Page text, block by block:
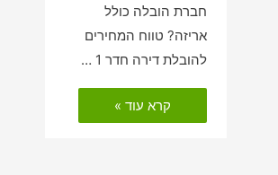
חברת הובלה כולל
אריזה? טווח המחירים
להובלת דירה חדר 1 …
הובלות
דירה
כולל
קרא עוד »